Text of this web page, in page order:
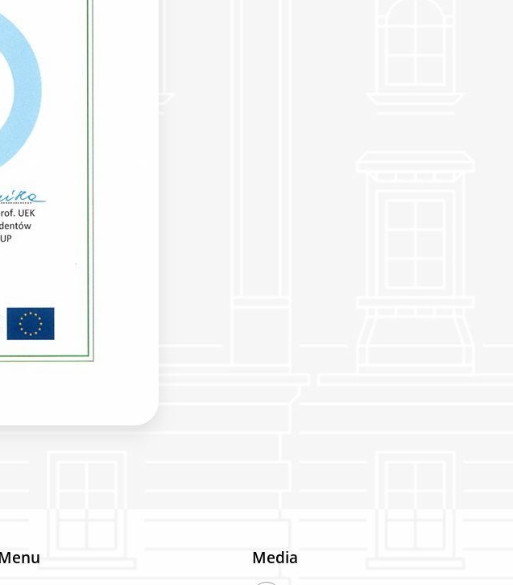
Media